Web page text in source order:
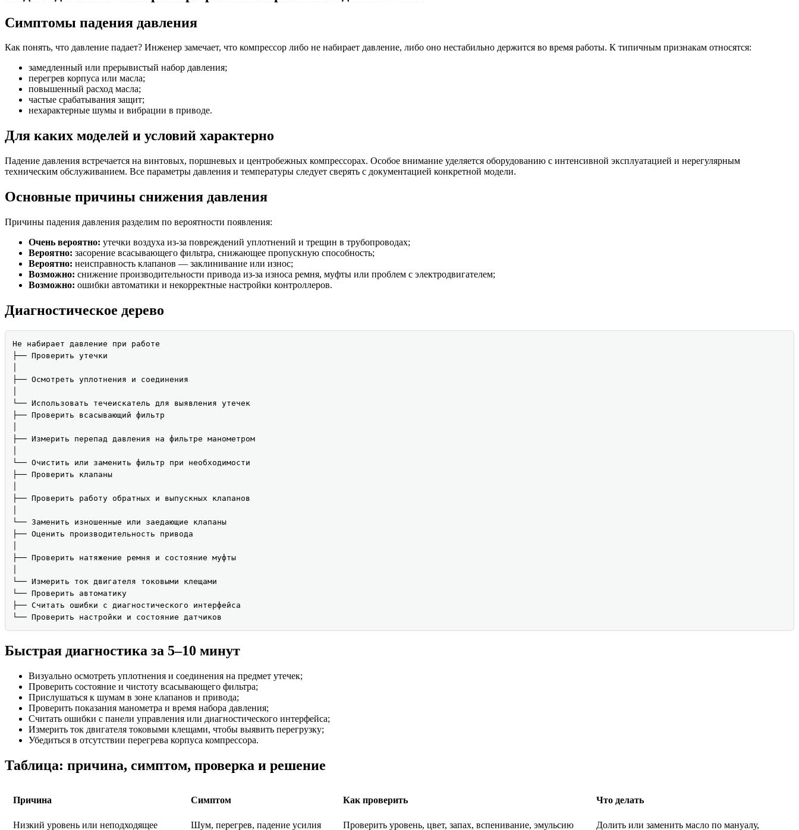
Симптомы падения давления
Как понять, что давление падает? Инженер замечает, что компрессор либо не набирает давление, либо оно нестабильно держится во время работы. К типичным признакам относятся:
замедленный или прерывистый набор давления;
перегрев корпуса или масла;
повышенный расход масла;
частые срабатывания защит;
нехарактерные шумы и вибрации в приводе.
Для каких моделей и условий характерно
Падение давления встречается на винтовых, поршневых и центробежных компрессорах. Особое внимание уделяется оборудованию с интенсивной эксплуатацией и нерегулярным
техническим обслуживанием. Все параметры давления и температуры следует сверять с документацией конкретной модели.
Основные причины снижения давления
Причины падения давления разделим по вероятности появления:
Очень вероятно: утечки воздуха из-за повреждений уплотнений и трещин в трубопроводах;
Вероятно: засорение всасывающего фильтра, снижающее пропускную способность;
Вероятно: неисправность клапанов — заклинивание или износ;
Возможно: снижение производительности привода из-за износа ремня, муфты или проблем с электродвигателем;
Возможно: ошибки автоматики и некорректные настройки контроллеров.
Диагностическое дерево
Не набирает давление при работе
├── Проверить утечки
├── Осмотреть уплотнения и соединения
└── Использовать течеискатель для выявления утечек
├── Проверить всасывающий фильтр
├── Измерить перепад давления на фильтре манометром
└── Очистить или заменить фильтр при необходимости
├── Проверить клапаны
├── Проверить работу обратных и выпускных клапанов
└── Заменить изношенные или заедающие клапаны
├── Оценить производительность привода
├── Проверить натяжение ремня и состояние муфты
└── Измерить ток двигателя токовыми клещами
└── Проверить автоматику
├── Считать ошибки с диагностического интерфейса
└── Проверить настройки и состояние датчиков
Быстрая диагностика за 5–10 минут
Визуально осмотреть уплотнения и соединения на предмет утечек;
Проверить состояние и чистоту всасывающего фильтра;
Прислушаться к шумам в зоне клапанов и привода;
Проверить показания манометра и время набора давления;
Считать ошибки с панели управления или диагностического интерфейса;
Измерить ток двигателя токовыми клещами, чтобы выявить перегрузку;
Убедиться в отсутствии перегрева корпуса компрессора.
Таблица: причина, симптом, проверка и решение
Причина Симптом Как проверить Что делать
Низкий уровень или неподходящее Шум, перегрев, падение усилия Проверить уровень, цвет, запах, вспенивание, эмульсию Долить или заменить масло по мануалу,